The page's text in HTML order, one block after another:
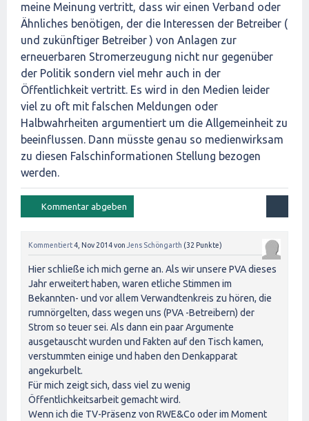
meine Meinung vertritt, dass wir einen Verband oder
Ähnliches benötigen, der die Interessen der Betreiber (
und zukünftiger Betreiber ) von Anlagen zur
erneuerbaren Stromerzeugung nicht nur gegenüber
der Politik sondern viel mehr auch in der
Öffentlichkeit vertritt. Es wird in den Medien leider
viel zu oft mit falschen Meldungen oder
Halbwahrheiten argumentiert um die Allgemeinheit zu
beeinflussen. Dann müsste genau so medienwirksam
zu diesen Falschinformationen Stellung bezogen
werden.
Kommentiert4, Nov 2014von Jens Schöngarth (32 Punkte)
Hier schließe ich mich gerne an. Als wir unsere PVA dieses
Jahr erweitert haben, waren etliche Stimmen im
Bekannten- und vor allem Verwandtenkreis zu hören, die
rumnörgelten, dass wegen uns (PVA -Betreibern) der
Strom so teuer sei. Als dann ein paar Argumente
ausgetauscht wurden und Fakten auf den Tisch kamen,
verstummten einige und haben den Denkapparat
angekurbelt.
Für mich zeigt sich, dass viel zu wenig
Öffentlichkeitsarbeit gemacht wird.
Wenn ich die TV-Präsenz von RWE&Co oder im Moment